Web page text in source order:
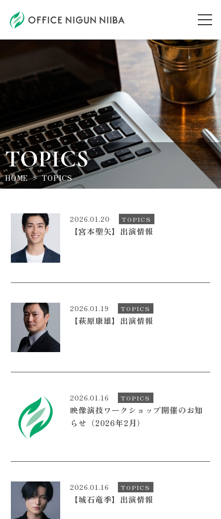
AUDITION
ARTIST
TOPICS
WORKSHOP
CONTACT
TOPICS
HOME TOPICS
2026.01.20 TOPICS
【宮本聖矢】出演情報
2026.01.19 TOPICS
【萩原康雄】出演情報
2026.01.16 TOPICS
映像演技ワークショップ開催のお知
らせ（2026年2月）
2026.01.16 TOPICS
【城石竜季】出演情報